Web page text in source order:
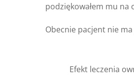
podziękowałem mu na
Obecnie pacjent nie
Efekt leczenia